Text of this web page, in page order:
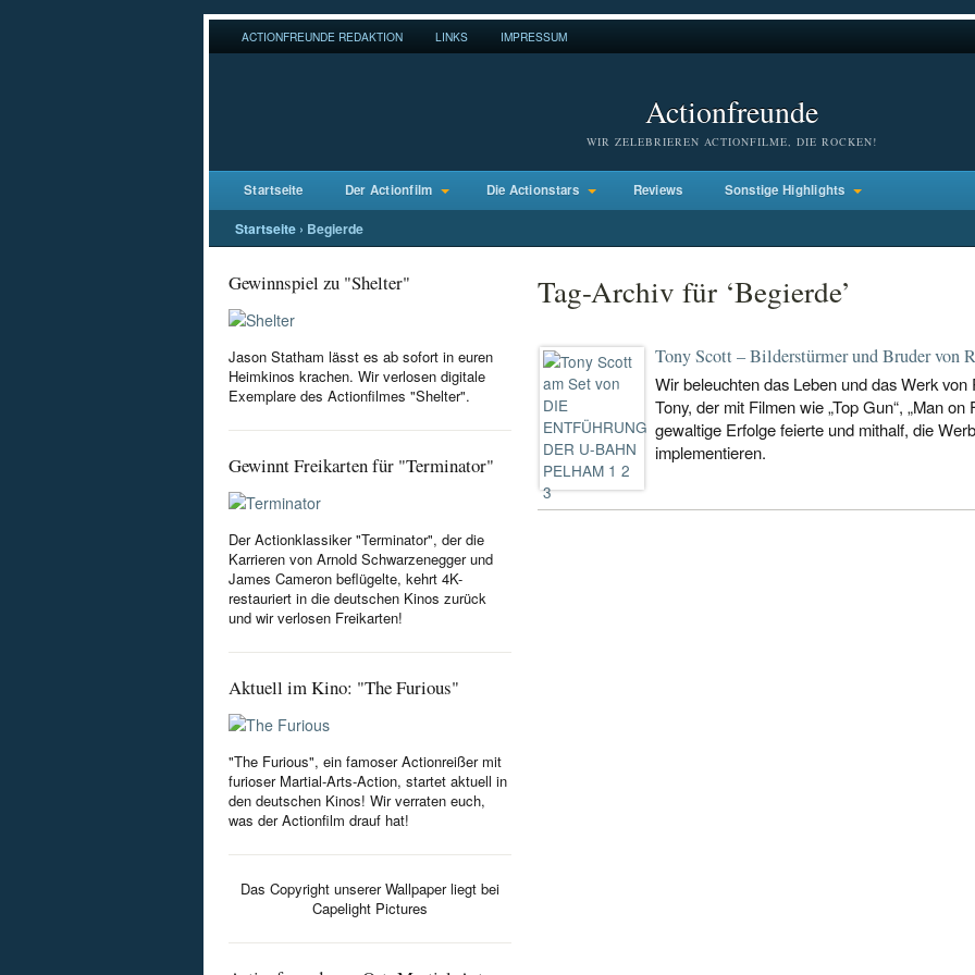
ACTIONFREUNDE REDAKTION LINKS IMPRESSUM
Actionfreunde
WIR ZELEBRIEREN ACTIONFILME, DIE ROCKEN!
Startseite Der Actionfilm Die Actionstars Reviews Sonstige Highlights
Startseite › Begierde
Gewinnspiel zu "Shelter"
Jason Statham lässt es ab sofort in euren
Heimkinos krachen. Wir verlosen digitale
Exemplare des Actionfilmes "Shelter".
Gewinnt Freikarten für "Terminator"
Der Actionklassiker "Terminator", der die
Karrieren von Arnold Schwarzenegger und
James Cameron beflügelte, kehrt 4K-
restauriert in die deutschen Kinos zurück
und wir verlosen Freikarten!
Aktuell im Kino: "The Furious"
"The Furious", ein famoser Actionreißer mit
furioser Martial-Arts-Action, startet aktuell in
den deutschen Kinos! Wir verraten euch,
was der Actionfilm drauf hat!
Das Copyright unserer Wallpaper liegt bei
Capelight Pictures
Tag-Archiv für ‘Begierde’
Tony Scott – Bilderstürmer und Bruder von
Wir beleuchten das Leben und das Werk
Tony, der mit Filmen wie „Top Gun“, „Man
gewaltige Erfolge feierte und mithalf, die
implementieren.